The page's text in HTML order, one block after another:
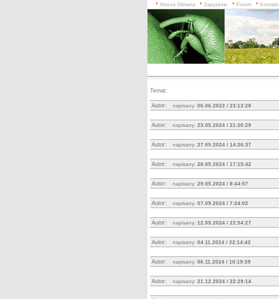
Strona Główna Zapytanie Forum Kontakt
Temat:
Autor: napisany: 06.06.2022 / 23:13:28
Autor: napisany: 23.05.2024 / 21:20:29
Autor: napisany: 27.05.2024 / 14:26:37
Autor: napisany: 28.05.2024 / 17:15:42
Autor: napisany: 29.05.2024 / 8:44:57
Autor: napisany: 07.09.2024 / 7:24:02
Autor: napisany: 12.09.2024 / 22:54:27
Autor: napisany: 04.11.2024 / 22:14:42
Autor: napisany: 06.11.2024 / 10:19:39
Autor: napisany: 21.12.2024 / 22:29:14